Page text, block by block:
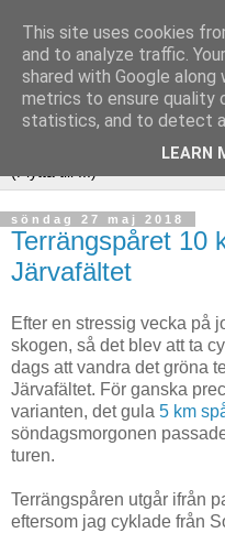
söndag 27 maj 2018
Terrängspåret 10
Järvafältet
Efter en stressig vecka på
skogen, så det blev att ta
dags att vandra det gröna
Järvafältet. För ganska
varianten, det gula 5 km
söndagsmorgonen
turen.
Terrängspåren utgår ifrån
eftersom jag cyklade från
This site uses cookies
and to analyze traffic.
shared with Google
metrics to ensure quality
statistics, and to detect
LEARN